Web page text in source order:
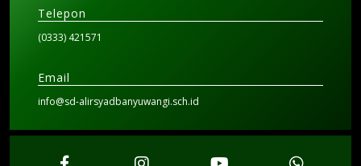
Telepon
(0333) 421571
Email
info@sd-alirsyadbanyuwangi.sch.id